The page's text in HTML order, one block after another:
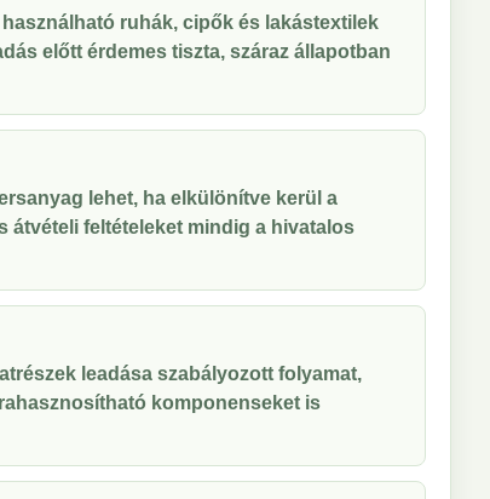
ruhák, cipők és lakástextilek
előtt érdemes tiszta, száraz állapotban
lehet, ha elkülönítve kerül a
átvételi feltételeket mindig a hivatalos
leadása szabályozott folyamat,
komponenseket is